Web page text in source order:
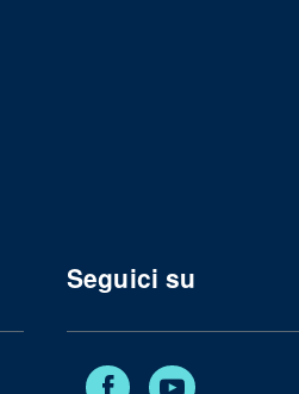
Seguici su
Facebook